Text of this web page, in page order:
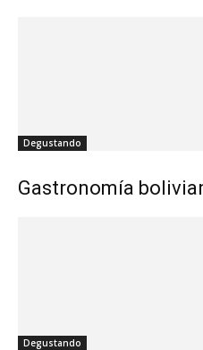
Degustando
Gastronomía
Degustando